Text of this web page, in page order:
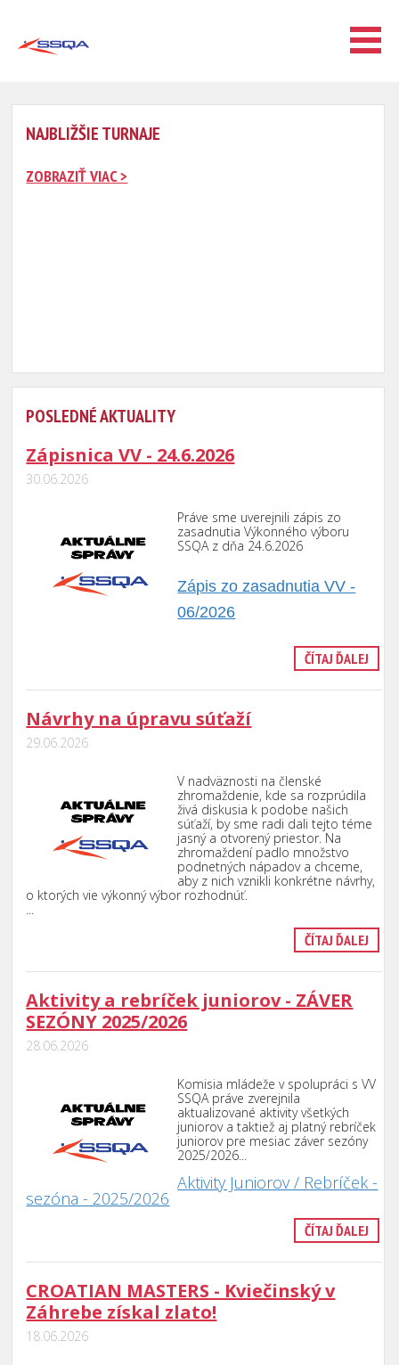
NAJBLIŽŠIE TURNAJE
ZOBRAZIŤ VIAC >
POSLEDNÉ AKTUALITY
Zápisnica VV - 24.6.2026
30.06.2026
Práve sme uverejnili zápis zo
zasadnutia Výkonného výboru
SSQA z dňa 24.6.2026
Zápis zo zasadnutia VV -
06/2026
ČÍTAJ ĎALEJ
Návrhy na úpravu súťaží
29.06.2026
V nadväznosti na členské
zhromaždenie, kde sa rozprúdila
živá diskusia k podobe našich
súťaží, by sme radi dali tejto téme
jasný a otvorený priestor. Na
zhromaždení padlo množstvo
podnetných nápadov a chceme,
aby z nich vznikli konkrétne návrhy,
o ktorých vie výkonný výbor rozhodnúť.
...
ČÍTAJ ĎALEJ
Aktivity a rebríček juniorov - ZÁVER
SEZÓNY 2025/2026
28.06.2026
Komisia mládeže v spolupráci s VV
SSQA práve zverejnila
aktualizované aktivity všetkých
juniorov a taktiež aj platný rebríček
juniorov pre mesiac záver sezóny
2025/2026...
Aktivity Juniorov / Rebríček -
sezóna - 2025/2026
ČÍTAJ ĎALEJ
CROATIAN MASTERS - Kviečinský v
Záhrebe získal zlato!
18.06.2026